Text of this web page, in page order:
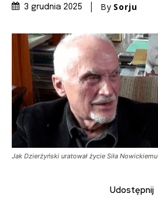
3 grudnia 2025 By Sorju
Jak Dzierżyński uratował życie Siła Nowickiemu
Udostępnij